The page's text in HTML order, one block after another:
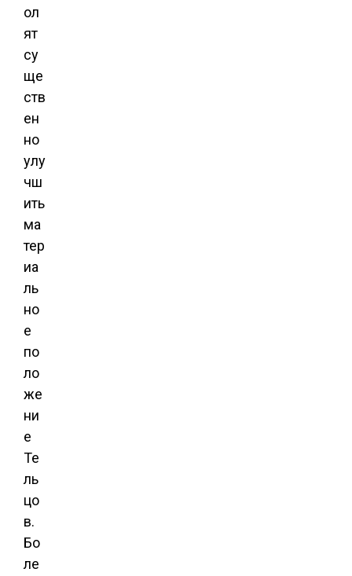
ол
ят
су
ще
ств
ен
но
улу
чш
ить
ма
тер
иа
ль
но
е
по
ло
же
ни
е
Те
ль
цо
в.
Бо
ле